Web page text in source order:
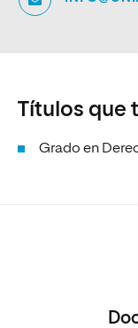
Títulos que
Grado en